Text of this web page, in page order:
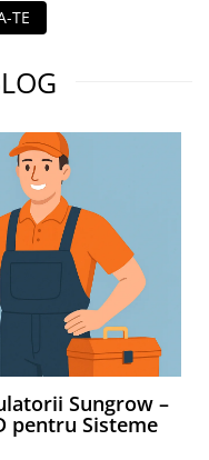
TE
Sungrow –
pentru Sisteme